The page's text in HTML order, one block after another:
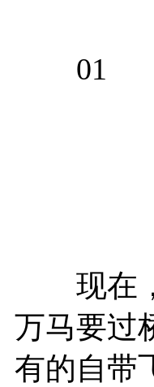
01
现在，
万马要过
有的自带